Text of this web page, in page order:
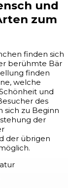
und
zum
finden sich
berühmte Bär
finden
welche
und
des
sich zu Beginn
der
der übrigen